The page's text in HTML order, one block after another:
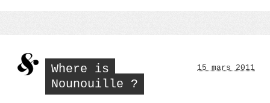
Where is
Nounouille ?
15 mars 2011